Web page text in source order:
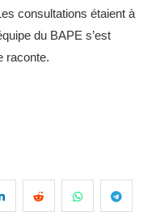
consultations étaient à
du BAPE s’est
raconte.